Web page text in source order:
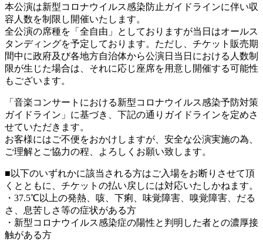
本公演は新型コロナウイルス感染防止ガイドラインに伴い収
容人数を制限し開催いたします。
全公演の席種を「全自由」としておりますが当日はオールス
タンディングを予定しております。ただし、チケット販売期
間中に政府及び各地方自治体から公演日当日における人数制
限が生じた場合は、それに応じ座席を用意し開催する可能性
もございます。
「音楽コンサートにおける新型コロナウイルス感染予防対策
ガイドライン」に基づき、下記の通りガイドラインを定めさ
せていただきます。
お客様にはご不便をおかけしますが、安全な公演実施の為、
ご理解とご協力の程、よろしくお願い致します。
■以下のいずれかに該当される方はご入場をお断りさせて頂
くとともに、チケットの払い戻しには対応いたしかねます。
・37.5℃以上の発熱、咳、下痢、味覚障害、嗅覚障害、だる
さ、息苦しさ等の症状がある方
・新型コロナウイルス感染症の陽性と判明した者との濃厚接
触がある方